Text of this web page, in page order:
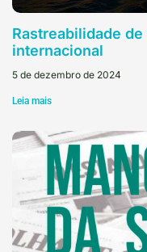
Rastreabilidade
internacional
5 de dezembro de 2024
Leia mais